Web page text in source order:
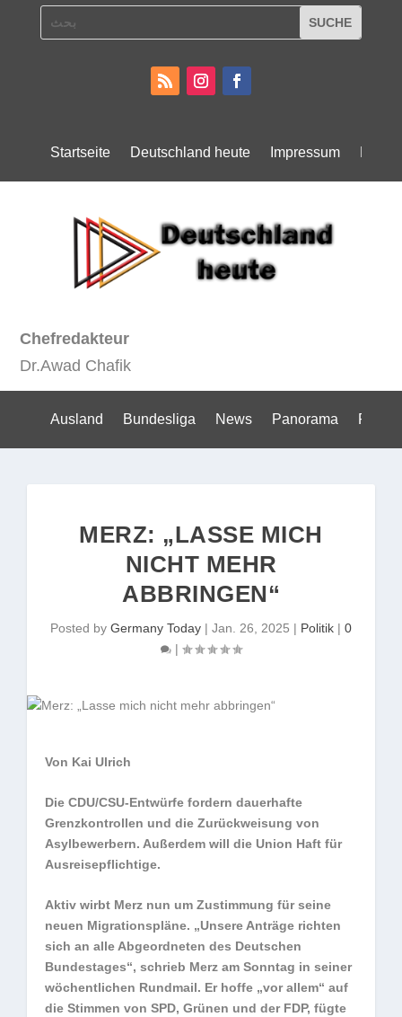
Startseite Deutschland heute Impressum
Chefredakteur
Dr.Awad Chafik
Ausland Bundesliga News Panorama Politik
MERZ: „LASSE MICH
NICHT MEHR
ABBRINGEN“
Posted by Germany Today | Jan. 26, 2025 | Politik | 0
|
Von Kai Ulrich
Die CDU/CSU-Entwürfe fordern dauerhafte
Grenzkontrollen und die Zurückweisung von
Asylbewerbern. Außerdem will die Union Haft für
Ausreisepflichtige.
Aktiv wirbt Merz nun um Zustimmung für seine
neuen Migrationspläne. „Unsere Anträge richten
sich an alle Abgeordneten des Deutschen
Bundestages“, schrieb Merz am Sonntag in seiner
wöchentlichen Rundmail. Er hoffe „vor allem“ auf
die Stimmen von SPD, Grünen und der FDP, fügte